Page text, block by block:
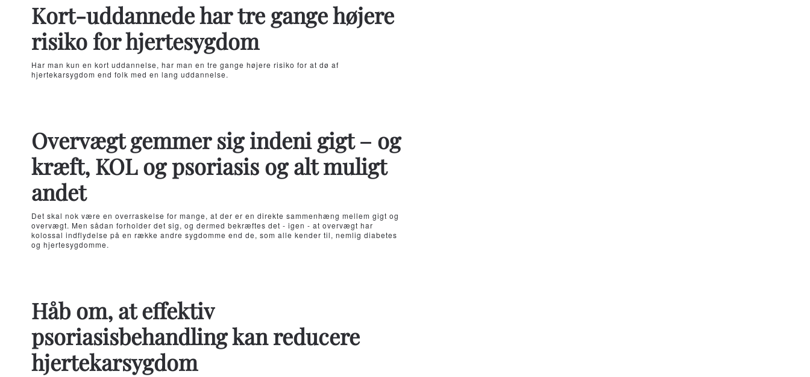
Kort-uddannede har tre gange højere
risiko for hjertesygdom
Har man kun en kort uddannelse, har man en tre gange højere risiko for at dø af
hjertekarsygdom end folk med en lang uddannelse.
Overvægt gemmer sig indeni gigt – og
kræft, KOL og psoriasis og alt muligt
andet
Det skal nok være en overraskelse for mange, at der er en direkte sammenhæng mellem gigt og
overvægt. Men sådan forholder det sig, og dermed bekræftes det - igen - at overvægt har
kolossal indflydelse på en række andre sygdomme end de, som alle kender til, nemlig diabetes
og hjertesygdomme.
Håb om, at effektiv
psoriasisbehandling kan reducere
hjertekarsygdom